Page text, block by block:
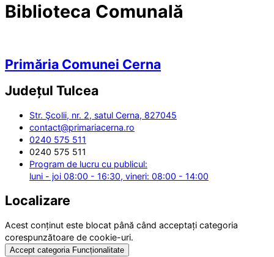
Biblioteca Comunală
Primăria Comunei Cerna
Județul Tulcea
Str. Şcolii, nr. 2, satul Cerna, 827045
contact@primariacerna.ro
0240 575 511
0240 575 511
Program de lucru cu publicul:
luni - joi 08:00 - 16:30, vineri: 08:00 - 14:00
Localizare
Acest conținut este blocat până când acceptați categoria
corespunzătoare de cookie-uri.
Accept categoria Funcționalitate